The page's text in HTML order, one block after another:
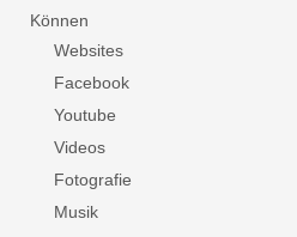
Können
Websites
Facebook
Youtube
Videos
Fotografie
Musik